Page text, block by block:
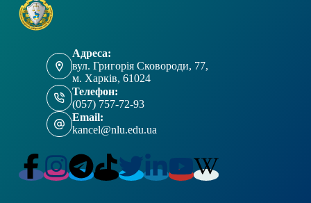
Адреса:
вул. Григорія Сковороди, 77,
м. Харків, 61024
Телефон:
(057) 757-72-93
Email:
kancel@nlu.edu.ua